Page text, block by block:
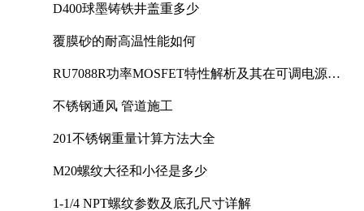
D400球墨铸铁井盖重多少
覆膜砂的耐高温性能如何
RU7088R功率MOSFET特性解析及其在可调电源设
不锈钢通风 管道施工
201不锈钢重量计算方法大全
M20螺纹大径和小径是多少
1-1/4 NPT螺纹参数及底孔尺寸详解